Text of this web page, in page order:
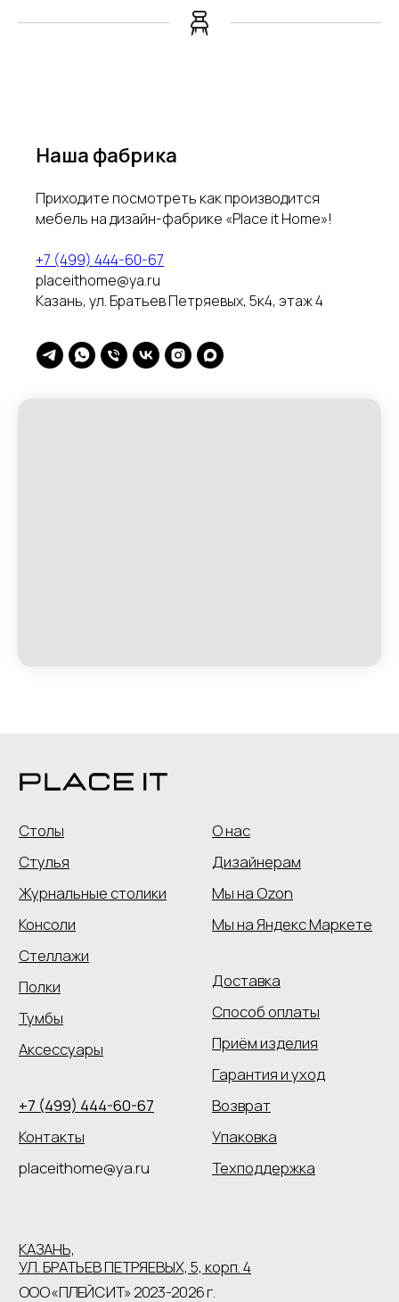
Наша фабрика
Приходите посмотреть как производится
мебель на дизайн-фабрике «Place it Home»!
+7 (499) 444-60-67
placeithome@ya.ru
Казань, ул. Братьев Петряевых, 5к4, этаж 4